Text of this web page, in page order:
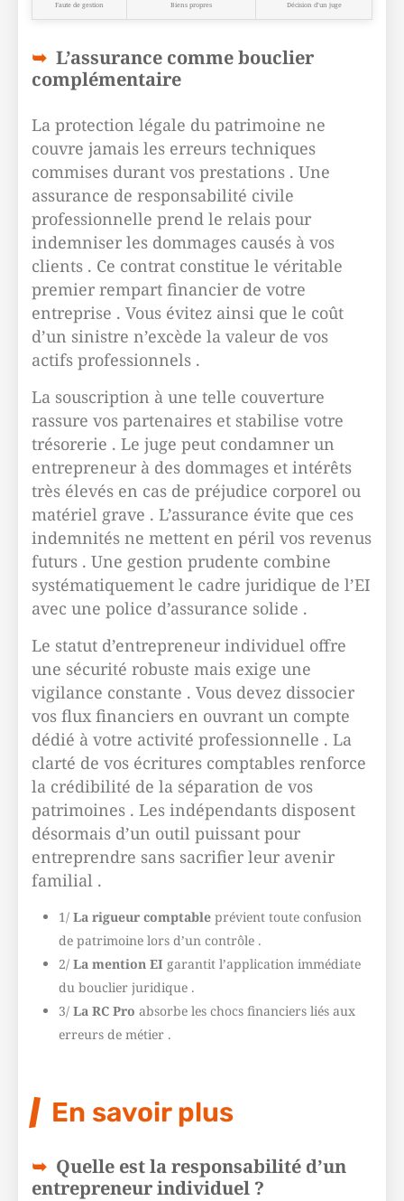
Faute de gestion Biens propres Décision d’un juge
L’assurance comme bouclier
complémentaire
La protection légale du patrimoine ne
couvre jamais les erreurs techniques
commises durant vos prestations . Une
assurance de responsabilité civile
professionnelle prend le relais pour
indemniser les dommages causés à vos
clients . Ce contrat constitue le véritable
premier rempart financier de votre
entreprise . Vous évitez ainsi que le coût
d’un sinistre n’excède la valeur de vos
actifs professionnels .
La souscription à une telle couverture
rassure vos partenaires et stabilise votre
trésorerie . Le juge peut condamner un
entrepreneur à des dommages et intérêts
très élevés en cas de préjudice corporel ou
matériel grave . L’assurance évite que ces
indemnités ne mettent en péril vos revenus
futurs . Une gestion prudente combine
systématiquement le cadre juridique de l’EI
avec une police d’assurance solide .
Le statut d’entrepreneur individuel offre
une sécurité robuste mais exige une
vigilance constante . Vous devez dissocier
vos flux financiers en ouvrant un compte
dédié à votre activité professionnelle . La
clarté de vos écritures comptables renforce
la crédibilité de la séparation de vos
patrimoines . Les indépendants disposent
désormais d’un outil puissant pour
entreprendre sans sacrifier leur avenir
familial .
1/ La rigueur comptable prévient toute confusion
de patrimoine lors d’un contrôle .
2/ La mention EI garantit l’application immédiate
du bouclier juridique .
3/ La RC Pro absorbe les chocs financiers liés aux
erreurs de métier .
En savoir plus
Quelle est la responsabilité d’un
entrepreneur individuel ?